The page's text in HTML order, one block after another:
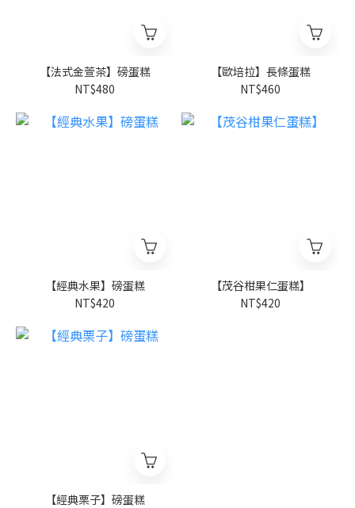
【法式金萱茶】磅蛋糕
NT$480
【歐培拉】長條蛋糕
NT$460
【經典水果】磅蛋糕
NT$420
【茂谷柑果仁蛋糕】
NT$420
【經典栗子】磅蛋糕